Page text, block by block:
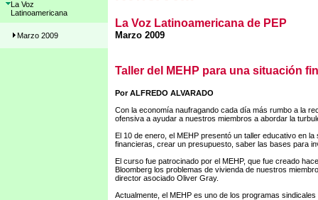
La Voz
Latinoamericana
Marzo 2009
La Voz Latinoamericana de PEP
Marzo 2009
Taller del MEHP para una situación
Por ALFREDO ALVARADO
Con la economía naufragando cada día más rumbo a la
ofensiva a ayudar a nuestros miembros a abordar la
El 10 de enero, el MEHP presentó un taller educativo en
financieras, crear un presupuesto, saber las bases para
El curso fue patrocinado por el MEHP, que fue creado
Bloomberg los problemas de vivienda de nuestros
director asociado Oliver Gray.
Actualmente, el MEHP es uno de los programas